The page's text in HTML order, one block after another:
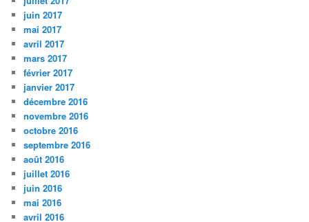
juin 2017
mai 2017
avril 2017
mars 2017
février 2017
janvier 2017
décembre 2016
novembre 2016
octobre 2016
septembre 2016
août 2016
juillet 2016
juin 2016
mai 2016
avril 2016